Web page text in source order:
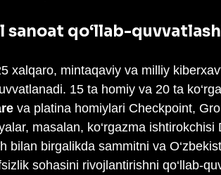
sanoat qo‘llab-
xalqaro, mintaqaviy va milliy
15 ta homiy va 20 ta
va platina homiylari Checkpoint,
masalan, ko‘rgazma
bilan birgalikda sammitni va
sohasini rivojlantirishni qo‘llab-